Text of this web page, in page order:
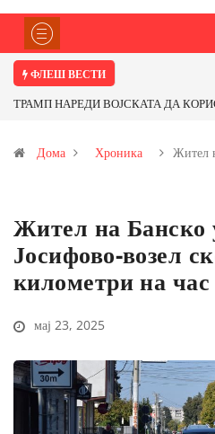
ФЛЕШ ВЕСТИ
НАРЕДИ ВОЈСКАТА ДА
и со антимонот?
Дома Хроника Жител
Жител на Банско
Јосифово-возел
километри на час
мај 23, 2025